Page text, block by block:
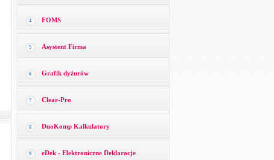
4 FOMS
5 Asystent Firma
6 Grafik dyżurów
7 Clear-Pro
8 DuoKomp Kalkulatory
9 eDek - Elektroniczne Deklaracje